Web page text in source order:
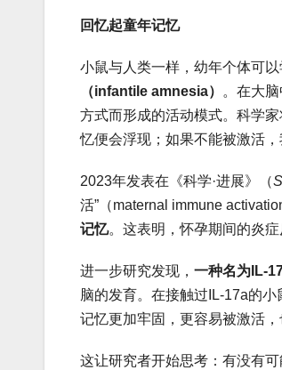
回忆起童年记忆
小鼠与人类一样，幼年个体可
（infantile amnesia）
。在大
方式而形成的活动模式。科学
忆便会浮现；如果不能被激活，
2023年发表在《科学·进展》（
活”（maternal immune
记忆。这表明，怀孕期间的炎症
进一步研究发现， 一种名为 IL-
脑的发育。在接触过IL-17a的
记忆更加牢固，更容易被激活，
这让研究者开始思考：有没有